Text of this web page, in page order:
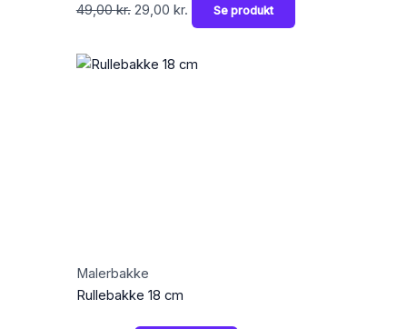
49,00kr. 29,00 kr. Se produkt
Malerbakke
Rullebakke 18 cm